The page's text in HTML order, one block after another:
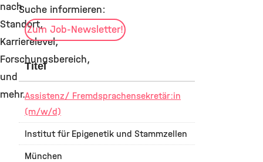
nach
Standort,
Karrierelevel,
Forschungsbereich,
und
mehr.
Suche informieren:
Zum Job-Newsletter!
Titel
Assistenz/ Fremdsprachensekretär:in
(m/w/d)
Institut für Epigenetik und Stammzellen
München